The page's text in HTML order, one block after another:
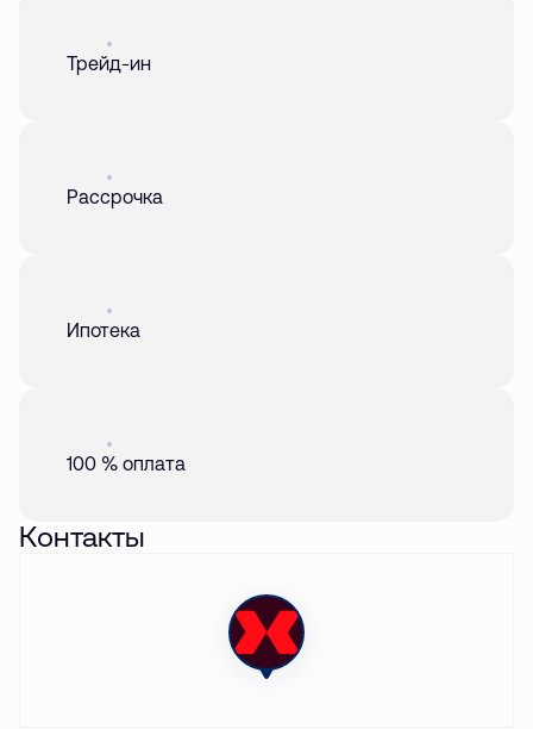
Трейд-ин
Рассрочка
Ипотека
100 % оплата
Контакты